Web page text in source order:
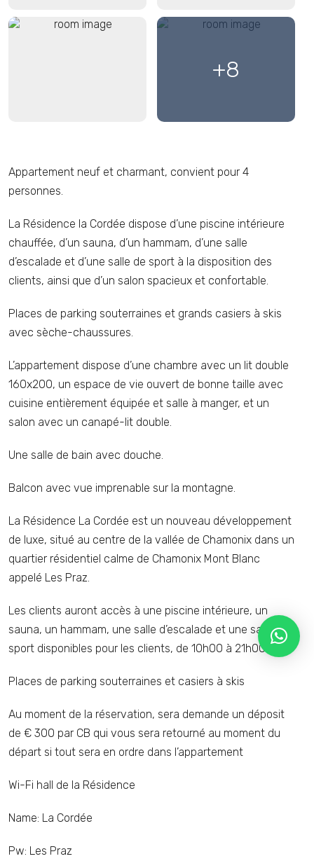
MANGEER
TOILETTE
+8
Appartement neuf et charmant, convient pour 4
personnes.
La Résidence la Cordée dispose d’une piscine intérieure
chauffée, d’un sauna, d’un hammam, d’une salle
d’escalade et d’une salle de sport à la disposition des
clients, ainsi que d’un salon spacieux et confortable.
Places de parking souterraines et grands casiers à skis
avec sèche-chaussures.
L’appartement dispose d’une chambre avec un lit double
160x200, un espace de vie ouvert de bonne taille avec
cuisine entièrement équipée et salle à manger, et un
salon avec un canapé-lit double.
Une salle de bain avec douche.
Balcon avec vue imprenable sur la montagne.
La Résidence La Cordée est un nouveau développement
de luxe, situé au centre de la vallée de Chamonix dans un
quartier résidentiel calme de Chamonix Mont Blanc
appelé Les Praz.
Les clients auront accès à une piscine intérieure, un
sauna, un hammam, une salle d’escalade et une salle de
sport disponibles pour les clients, de 10h00 à 21h00
Places de parking souterraines et casiers à skis
Au moment de la réservation, sera demande un déposit
de € 300 par CB qui vous sera retourné au moment du
départ si tout sera en ordre dans l’appartement
Wi-Fi hall de la Résidence
Name: La Cordée
Pw: Les Praz